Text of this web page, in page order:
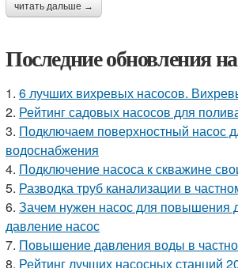
читать дальше →
Последние обновления
1. 6 лучших вихревых насосов.
2. Рейтинг садовых насосов для
3. Подключаем поверхностный насос
водоснабжения
4. Подключение насоса к скважине
5. Разводка труб канализации в
6. Зачем нужен насос для повышения
давление насос
7. Повышение давления воды в
8. Рейтинг лучших насосных станций